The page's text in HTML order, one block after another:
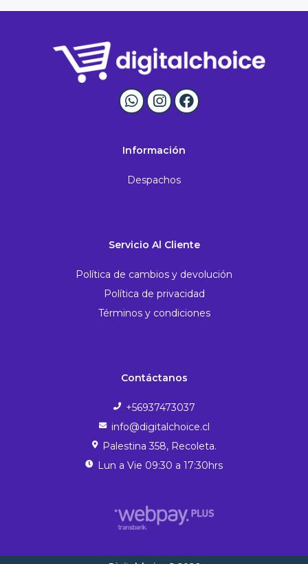
Información
Despachos
Servicio Al Cliente
Política de cambios y devolución
Política de privacidad
Términos y condiciones
Contáctanos
+56937473037
info@digitalchoice.cl
Palestina 358, Recoleta.
Lun a Vie 09:30 a 17:30hrs